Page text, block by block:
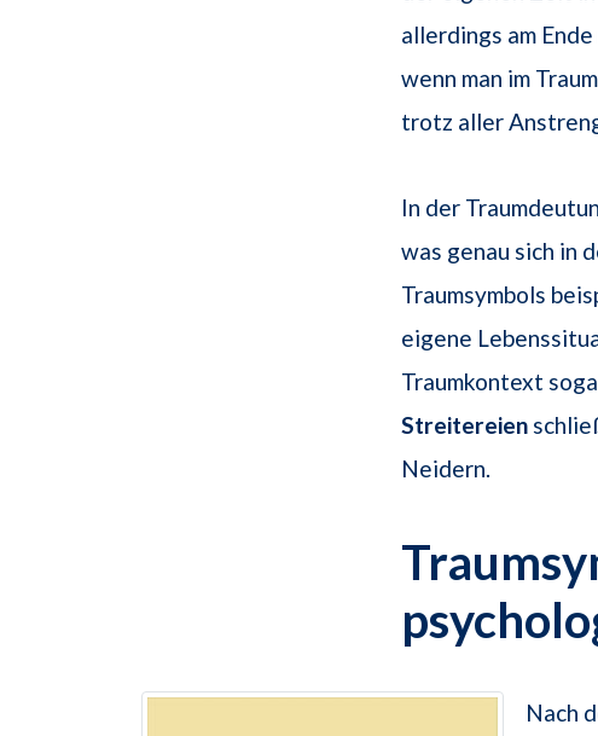
allerdings am
wenn man im
trotz aller
In der
was genau sich in
Traumsymbols
eigene
Traumkontext
Streitereien
Neidern.
Nach